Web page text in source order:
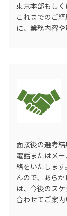
東京本部もしく
これまでのご
に、業務内容
面接後の選考
電話またはメ
絡をいたしま
んので、あら
は、今後のス
合わせてご案内